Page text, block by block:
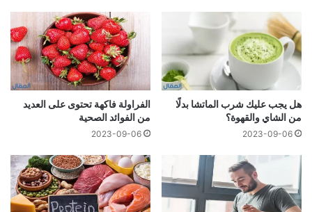
هل يجب عليك شرب الماتشا بدلًا
من الشاي والقهوة؟
2023-09-06
الفراولة فاكهة تحتوى على العديد
من الفوائد الصحية
2023-09-06